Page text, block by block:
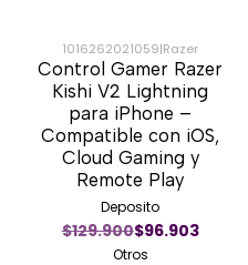
-23%
1016262021059|Razer
Control Gamer Razer
Kishi V2 Lightning
para iPhone –
Compatible con iOS,
Cloud Gaming y
Remote Play
Deposito
$129.900$96.903
Otros